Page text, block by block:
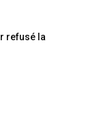
refusé la